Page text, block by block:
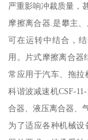
严重影响冲裁质量，
摩擦离合器.是攀主
可在运转中结合，
用。片式摩擦离合器
常应用于汽车、拖拉
科谐波减速机CSF-
合器、液压离合器、
为了适应各种机械